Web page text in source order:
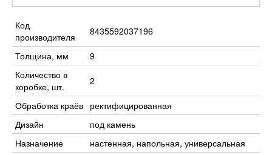
Код
производителя
8435592037196
Толщина, мм
9
Количество в
коробке, шт.
2
Обработка краёв ректифицированная
Дизайн
под камень
Назначение
настенная, напольная, универсальная